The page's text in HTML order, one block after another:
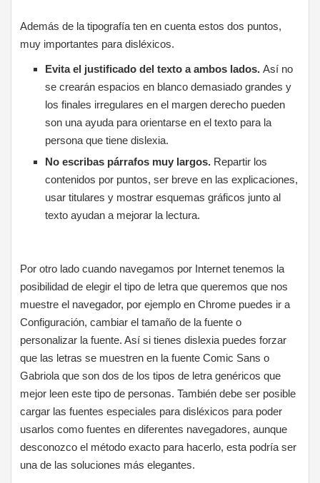
Además de la tipografía ten en cuenta estos dos puntos,
muy importantes para disléxicos.
Evita el justificado del texto a ambos lados. Así no
se crearán espacios en blanco demasiado grandes y
los finales irregulares en el margen derecho pueden
son una ayuda para orientarse en el texto para la
persona que tiene dislexia.
No escribas párrafos muy largos. Repartir los
contenidos por puntos, ser breve en las explicaciones,
usar titulares y mostrar esquemas gráficos junto al
texto ayudan a mejorar la lectura.
Por otro lado cuando navegamos por Internet tenemos la
posibilidad de elegir el tipo de letra que queremos que nos
muestre el navegador, por ejemplo en Chrome puedes ir a
Configuración, cambiar el tamaño de la fuente o
personalizar la fuente. Así si tienes dislexia puedes forzar
que las letras se muestren en la fuente Comic Sans o
Gabriola que son dos de los tipos de letra genéricos que
mejor leen este tipo de personas. También debe ser posible
cargar las fuentes especiales para disléxicos para poder
usarlos como fuentes en diferentes navegadores, aunque
desconozco el método exacto para hacerlo, esta podría ser
una de las soluciones más elegantes.